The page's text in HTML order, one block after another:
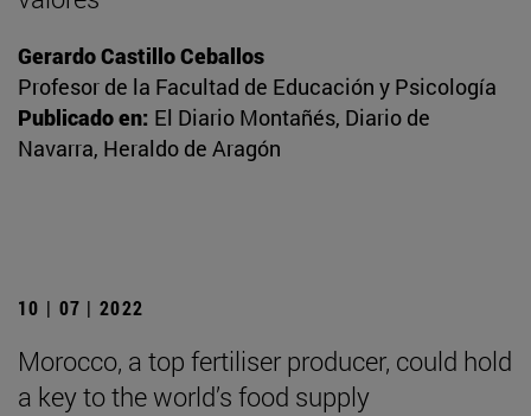
Gerardo Castillo Ceballos
Profesor de la Facultad de Educación y Psicología
Publicado en: El Diario Montañés, Diario de
Navarra, Heraldo de Aragón
10 | 07 | 2022
Morocco, a top fertiliser producer, could hold
a key to the world’s food supply